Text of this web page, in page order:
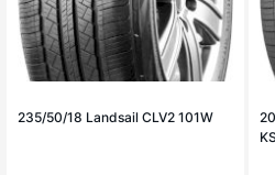
235/50/18 Landsail CLV2 101W